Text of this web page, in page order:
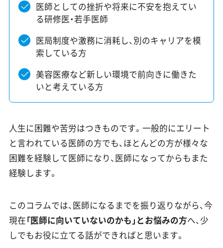
医師としての挫折や将来に不安を抱えてい
る研修医・若手医師
医局制度や激務に消耗し、別のキャリアを模
索している方
美容医療など新しい環境で前向きに働きた
いと考えている方
人生に困難や苦労はつきものです。一般的にエリート
と言われている医師の方でも、ほとんどの方が様々な
困難を経験して医師になり、医師になってからもまた
経験します。
このコラムでは、医師になるまでを振り返りながら、今
現在「医師に向いていないのかも」とお悩みの方へ、少
しでもお役に立てる話ができればと思います。